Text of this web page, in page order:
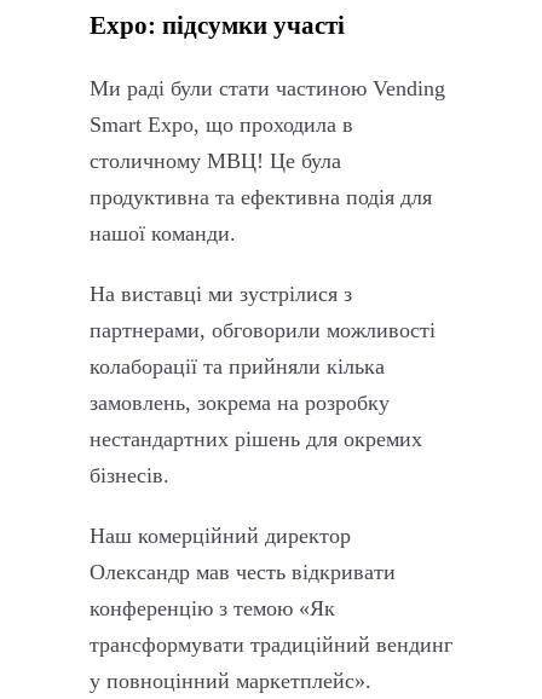
Expo: підсумки участі
Ми раді були стати частиною Vending
Smart Expo, що проходила в
столичному МВЦ! Це була
продуктивна та ефективна подія для
нашої команди.
На виставці ми зустрілися з
партнерами, обговорили можливості
колаборації та прийняли кілька
замовлень, зокрема на розробку
нестандартних рішень для окремих
бізнесів.
Наш комерційний директор
Олександр мав честь відкривати
конференцію з темою «Як
трансформувати традиційний вендинг
у повноцінний маркетплейс».